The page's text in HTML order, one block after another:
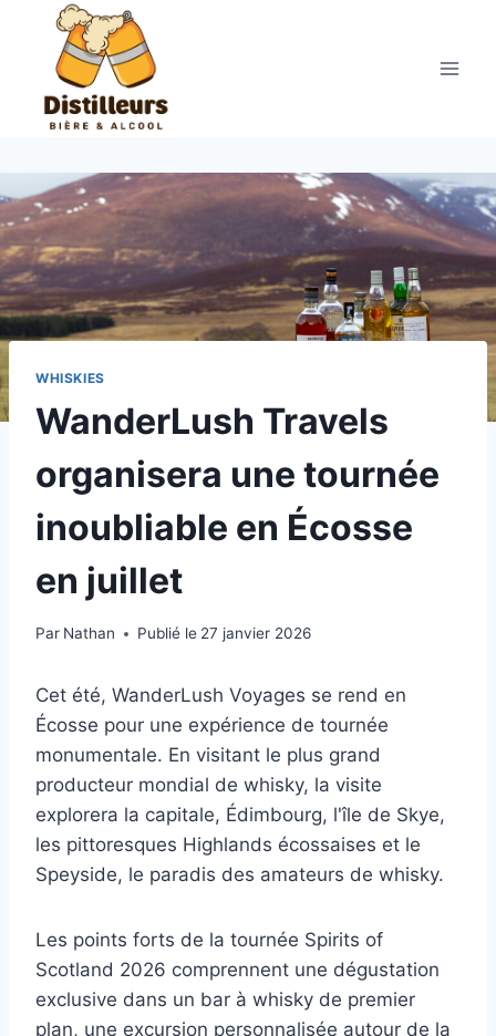
contenu
WHISKIES
WanderLush Travels
organisera une tournée
inoubliable en Écosse
en juillet
Par Nathan Publié le 27 janvier 2026
Cet été, WanderLush Voyages se rend en
Écosse pour une expérience de tournée
monumentale. En visitant le plus grand
producteur mondial de whisky, la visite
explorera la capitale, Édimbourg, l'île de Skye,
les pittoresques Highlands écossaises et le
Speyside, le paradis des amateurs de whisky.
Les points forts de la tournée Spirits of
Scotland 2026 comprennent une dégustation
exclusive dans un bar à whisky de premier
plan, une excursion personnalisée autour de la